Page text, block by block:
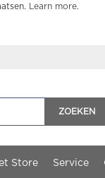
Learn more.
ZOEKEN
Store Service